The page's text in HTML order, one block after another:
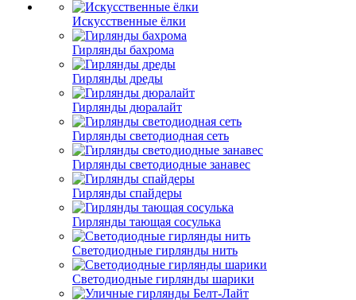
Искусственные ёлки
Гирлянды бахрома
Гирлянды дреды
Гирлянды дюралайт
Гирлянды светодиодная сеть
Гирлянды светодиодные занавес
Гирлянды спайдеры
Гирлянды тающая сосулька
Светодиодные гирлянды нить
Светодиодные гирлянды шарики